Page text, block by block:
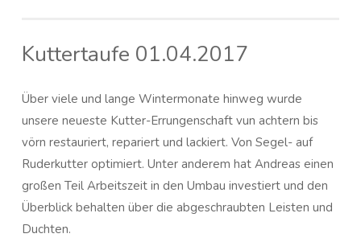
Kuttertaufe 01.04.2017
Über viele und lange Wintermonate hinweg wurde
unsere neueste Kutter-Errungenschaft vun achtern bis
vörn restauriert, repariert und lackiert. Von Segel- auf
Ruderkutter optimiert. Unter anderem hat Andreas einen
großen Teil Arbeitszeit in den Umbau investiert und den
Überblick behalten über die abgeschraubten Leisten und
Duchten.